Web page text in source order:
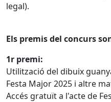
legal).
Els premis del concurs
1r premi:
Utilització del dibuix
Festa Major 2025 i altre
Accés gratuït a l'acte de